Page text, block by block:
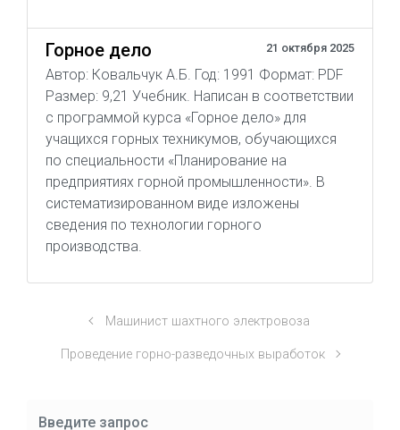
Горное дело 21 октября 2025
Автор: Ковальчук А.Б. Год: 1991 Формат: PDF
Размер: 9,21 Учебник. Написан в соответствии
с программой курса «Горное дело» для
учащихся горных техникумов, обучающихся
по специальности «Планирование на
предприятиях горной промышленности». В
систематизированном виде изложены
сведения по технологии горного
производства.
Машинист шахтного электровоза
Проведение горно-разведочных выработок